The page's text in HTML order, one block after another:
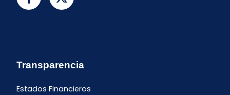
Transparencia
Estados Financieros